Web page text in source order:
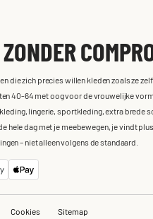
die zich precies willen kleden zoals ze
40-64 met oog voor de vrouwelijke
lingerie, sportkleding, extra brede
hele dag met je meebewegen, je vindt
– niet alleen volgens de standaard.
Cookies Sitemap